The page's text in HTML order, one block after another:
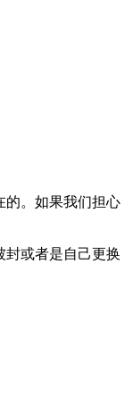
的。如果我们担心
封或者是自己更换